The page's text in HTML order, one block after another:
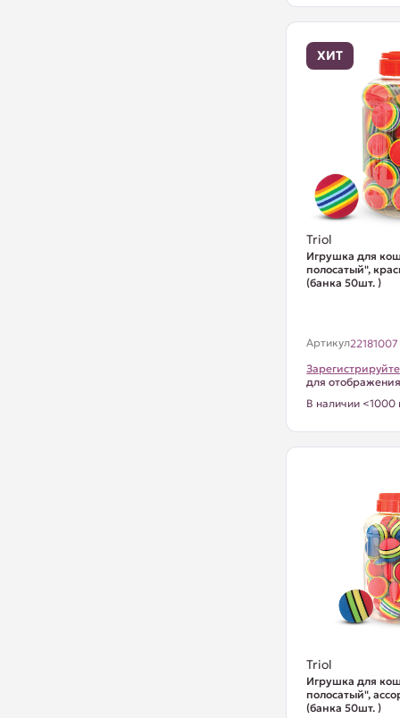
ХИТ
Triol
Игрушка для
полосатый",
(банка 50шт. )
Артикул22181007
для
В наличии <1000
Triol
Игрушка для
полосатый",
(банка 50шт. )